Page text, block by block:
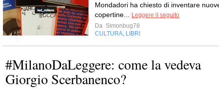
Mondadori ha chiesto di inventare
copertine... Leggere il seguito
Da Simonbug78
CULTURA, LIBRI
#MilanoDaLeggere: come la vedeva
Giorgio Scerbanenco?